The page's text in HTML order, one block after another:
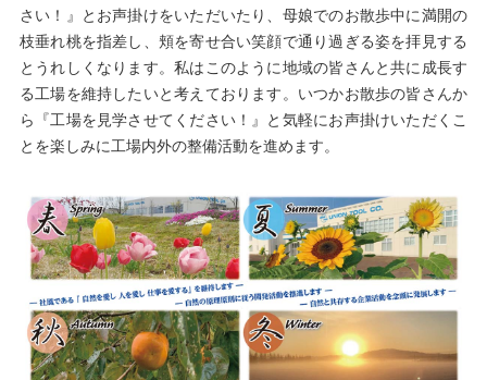
さい！』とお声掛けをいただいたり、母娘でのお散歩中に満開の
枝垂れ桃を指差し、頬を寄せ合い笑顔で通り過ぎる姿を拝見する
とうれしくなります。私はこのように地域の皆さんと共に成長す
る工場を維持したいと考えております。いつかお散歩の皆さんか
ら『工場を見学させてください！』と気軽にお声掛けいただくこ
とを楽しみに工場内外の整備活動を進めます。